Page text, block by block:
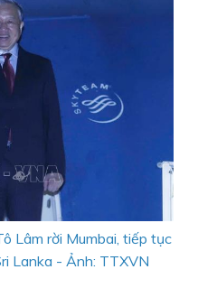
Lâm rời Mumbai, tiếp tục
Lanka - Ảnh: TTXVN